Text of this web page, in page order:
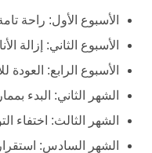
الأسبوع الأول: راحة
الأسبوع الثاني: إزالة
الأسبوع الرابع: العودة
الشهر الثاني: البدء
الشهر الثالث: اختفاء
الشهر السادس: استقرار